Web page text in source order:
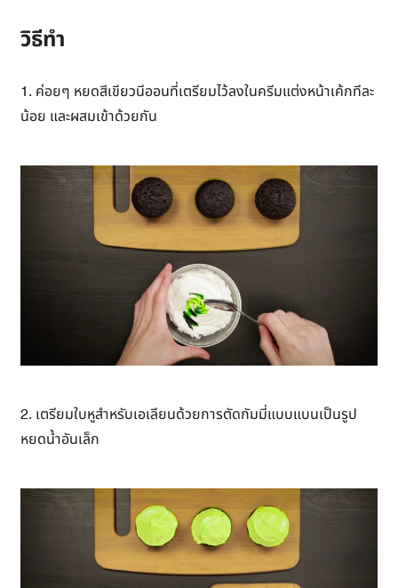
วิธีทำ
1. ค่อยๆ หยดสีเขียวนีออนที่เตรียมไว้ลงในครีมแต่งหน้าเค้กทีละ
น้อย และผสมเข้าด้วยกัน
2. เตรียมใบหูสำหรับเอเลียนด้วยการตัดกัมมี่แบบแบนเป็นรูป
หยดน้ำอันเล็ก